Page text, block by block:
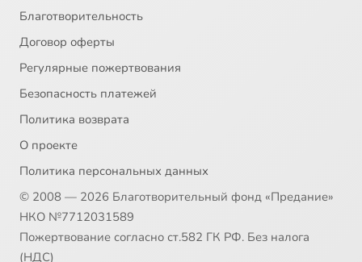
Благотворительность
Договор оферты
Регулярные пожертвования
Безопасность платежей
Политика возврата
О проекте
Политика персональных данных
© 2008 — 2026 Благотворительный фонд «Предание»
НКО №7712031589
Пожертвование согласно ст.582 ГК РФ. Без налога
(НДС)